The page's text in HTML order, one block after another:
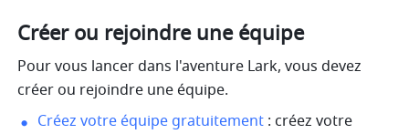
Créer ou rejoindre une équipe
Pour vous lancer dans l'aventure Lark, vous devez
créer ou rejoindre une équipe.
Créez votre équipe gratuitement : créez votre